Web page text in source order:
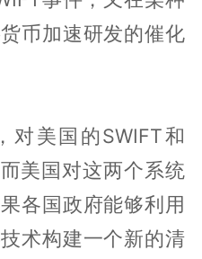
币加速研发的催化
对美国的SWIFT和
美国对这两个系统
各国政府能够利用
术构建一个新的清